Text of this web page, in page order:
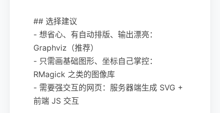
## 选择建议
- 想省心、有自动排版、输出漂亮：
Graphviz（推荐）
- 只需画基础图形、坐标自己掌控：
RMagick 之类的图像库
- 需要强交互的网页：服务器端生成 SVG +
前端 JS 交互